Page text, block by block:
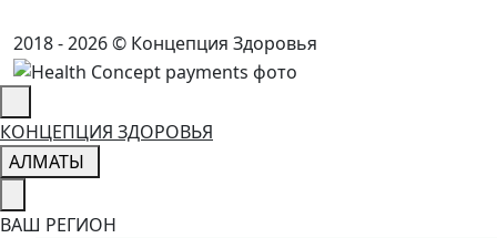
2018 - 2026 © Концепция Здоровья
КОНЦЕПЦИЯ ЗДОРОВЬЯ
АЛМАТЫ
ВАШ РЕГИОН